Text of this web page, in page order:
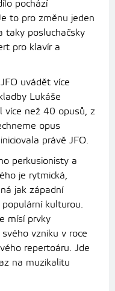
pochází
to pro změnu jeden
taky posluchačsky
pro klavír a
uvádět více
Lukáše
více než 40 opusů, z
opus
právě JFO.
perkusionisty a
je rytmická,
jak západní
kulturou.
mísí prvky
vzniku v roce
repertoáru. Jde
na muzikalitu